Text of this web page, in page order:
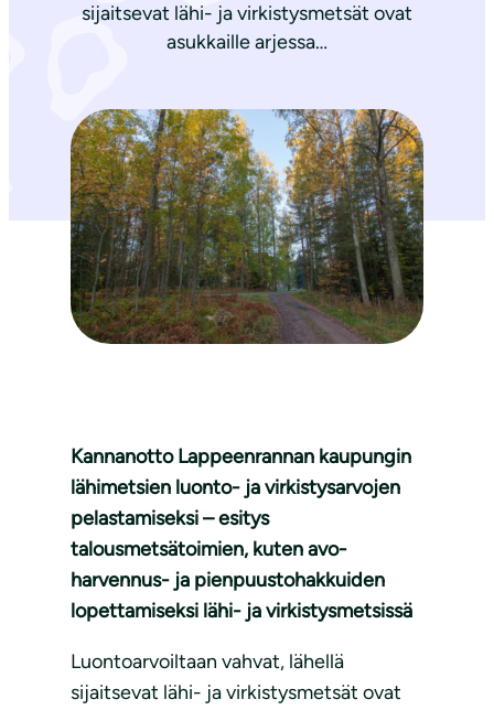
sijaitsevat lähi- ja virkistysmetsät ovat
asukkaille arjessa…
Kannanotto Lappeenrannan kaupungin
lähimetsien luonto- ja virkistysarvojen
pelastamiseksi – esitys
talousmetsätoimien, kuten avo-
harvennus- ja pienpuustohakkuiden
lopettamiseksi lähi- ja virkistysmetsissä
Luontoarvoiltaan vahvat, lähellä
sijaitsevat lähi- ja virkistysmetsät ovat